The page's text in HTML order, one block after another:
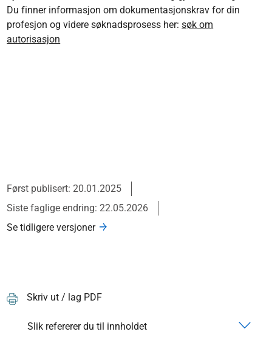
Du finner informasjon om dokumentasjonskrav for din
profesjon og videre søknadsprosess her:søk om
autorisasjon
Først publisert: 20.01.2025
Siste faglige endring: 22.05.2026
Se tidligere versjoner
Skriv ut / lag PDF
Slik refererer du til innholdet